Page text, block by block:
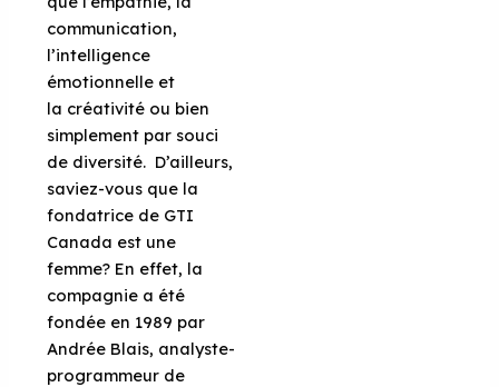
communication,
l’intelligence
émotionnelle et
la créativité ou bien
simplement par souci
de diversité. D’ailleurs,
saviez-vous que la
fondatrice de GTI
Canada est une
femme? En effet, la
compagnie a été
fondée en 1989 par
Andrée Blais, analyste-
programmeur de